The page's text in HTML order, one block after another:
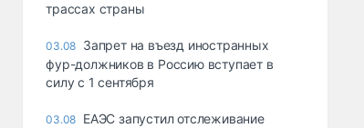
трассах страны
03.08 Запрет на въезд иностранных
фур-должников в Россию вступает в
силу с 1 сентября
03.08 ЕАЭС запустил отслеживание